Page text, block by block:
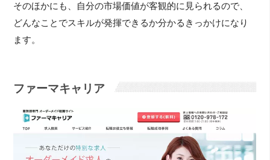
そのほかにも、自分の市場価値が客観的に見られるので、
どんなことでスキルが発揮できるか分かるきっかけになり
ます。
ファーマキャリア